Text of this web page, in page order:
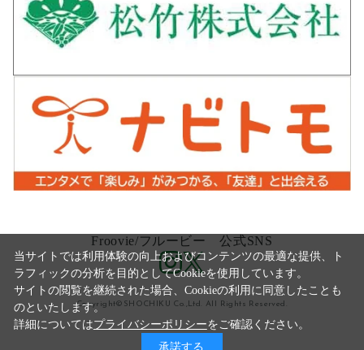
Froovie/フルービー 公式SNS
Copyright©SHOCHIKU Co.,Ltd. All Rights Reserved.
当サイトでは利用体験の向上およびコンテンツの最適な提供、ト
ラフィックの分析を目的としてCookieを使用しています。
サイトの閲覧を継続された場合、Cookieの利用に同意したことも
のといたします。
詳細についてはプライバシーポリシーをご確認ください。
承諾する